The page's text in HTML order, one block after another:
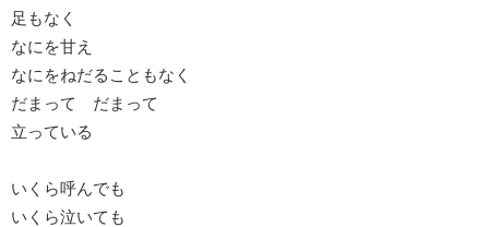
足もなく
なにを甘え
なにをねだることもなく
だまって だまって
立っている
いくら呼んでも
いくら泣いても